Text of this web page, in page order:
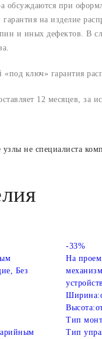
обсуждаются при
на изделие
и иных дефектов. В
ключ» гарантия
12 месяцев, за
узлы не специалиста
Без
-33%
На
Ширина:
Высота:
Тип
Тип